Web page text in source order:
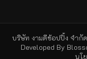
บริษัท งามดีช้อปปิ้ง จำกั
Developed By
นโ